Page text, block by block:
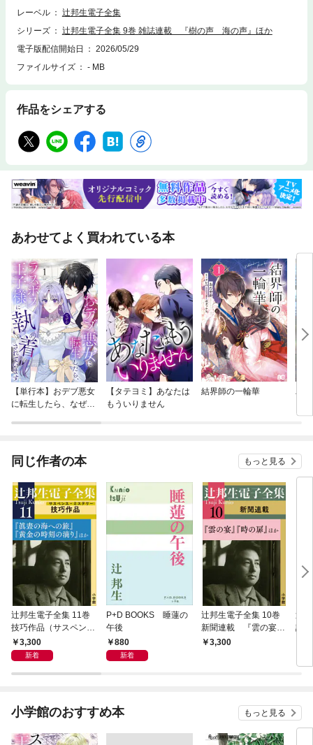
ら、夫人の生涯を素材にした小説を描きたいとの申し出があり、執筆され
ることになった。内容は明治後期に生まれ、大正を経て昭和を生きている
「女の一生」を書くことに留まらない。彼の日記には、「『樹の声 海の
声』は日本の壮大な年代記なのだ」と記されており、日本自体の成長小説
本）と、『樹の声 海の声』関連のエッセイ5篇も収録。解説は、西洋美
術史研究者で学習院大学名誉教授・高橋裕子氏が担当。付録として『樹の
声 海の声』創作メモ等を収録する。※この作品はカラーが含まれます。
レーベル
辻邦生電子全集
シリーズ
辻邦生電子全集 9巻 雑誌連載 『樹の声 海の声』ほか
電子版配信開始日
2026/05/29
ファイルサイズ
- MB
作品をシェアする
あわせてよく買われている本
【単行本】おデブ悪女
に転生したら、なぜか
【タテヨミ】あなたは
もういりません
結界師の一輪華
バ
今
同じ作者の本 もっと見る
辻邦生電子全集 11巻
技巧作品（サスペン
ス・ミステリー） 『眞
晝の海への旅』『黄金
3,300
新着
P+D BOOKS 睡蓮の
午後
880
新着
辻邦生電子全集 10巻
新聞連載 『雲の宴』
『時の扉』ほか
3,300
辻
誌
小学館のおすすめ本 もっと見る